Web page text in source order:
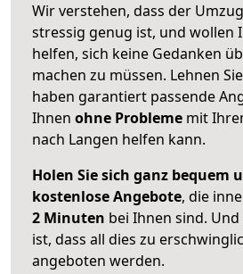
Wir verstehen, dass der
stressig genug ist, und wollen
helfen, sich keine Gedanken
machen zu müssen. Lehnen
haben garantiert passende
Ihnen ohne Probleme mit
nach Langen helfen kann.
Holen Sie sich ganz bequem
kostenlose Angebote, die
2 Minuten bei Ihnen sind.
ist, dass all dies zu
angeboten werden.